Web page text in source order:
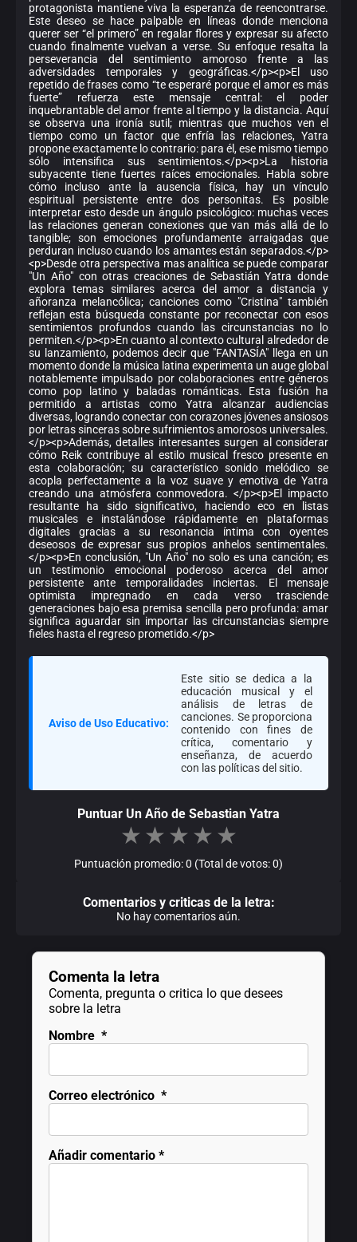
protagonista mantiene viva la esperanza de reencontrarse.
Este deseo se hace palpable en líneas donde menciona
querer ser “el primero” en regalar flores y expresar su afecto
cuando finalmente vuelvan a verse. Su enfoque resalta la
perseverancia del sentimiento amoroso frente a las
adversidades temporales y geográficas.</p><p>El uso
repetido de frases como “te esperaré porque el amor es más
fuerte” refuerza este mensaje central: el poder
inquebrantable del amor frente al tiempo y la distancia. Aquí
se observa una ironía sutil; mientras que muchos ven el
tiempo como un factor que enfría las relaciones, Yatra
propone exactamente lo contrario: para él, ese mismo tiempo
sólo intensifica sus sentimientos.</p><p>La historia
subyacente tiene fuertes raíces emocionales. Habla sobre
cómo incluso ante la ausencia física, hay un vínculo
espiritual persistente entre dos personitas. Es posible
interpretar esto desde un ángulo psicológico: muchas veces
las relaciones generan conexiones que van más allá de lo
tangible; son emociones profundamente arraigadas que
perduran incluso cuando los amantes están separados.</p>
<p>Desde otra perspectiva mas analítica se puede comparar
"Un Año" con otras creaciones de Sebastián Yatra donde
explora temas similares acerca del amor a distancia y
añoranza melancólica; canciones como "Cristina" también
reflejan esta búsqueda constante por reconectar con esos
sentimientos profundos cuando las circunstancias no lo
permiten.</p><p>En cuanto al contexto cultural alrededor de
su lanzamiento, podemos decir que "FANTASÍA" llega en un
momento donde la música latina experimenta un auge global
notablemente impulsado por colaboraciones entre géneros
como pop latino y baladas románticas. Esta fusión ha
permitido a artistas como Yatra alcanzar audiencias
diversas, logrando conectar con corazones jóvenes ansiosos
por letras sinceras sobre sufrimientos amorosos universales.
</p><p>Además, detalles interesantes surgen al considerar
cómo Reik contribuye al estilo musical fresco presente en
esta colaboración; su característico sonido melódico se
acopla perfectamente a la voz suave y emotiva de Yatra
creando una atmósfera conmovedora. </p><p>El impacto
resultante ha sido significativo, haciendo eco en listas
musicales e instalándose rápidamente en plataformas
digitales gracias a su resonancia íntima con oyentes
deseosos de expresar sus propios anhelos sentimentales.
</p><p>En conclusión, "Un Año" no solo es una canción; es
un testimonio emocional poderoso acerca del amor
persistente ante temporalidades inciertas. El mensaje
optimista impregnado en cada verso trasciende
generaciones bajo esa premisa sencilla pero profunda: amar
significa aguardar sin importar las circunstancias siempre
fieles hasta el regreso prometido.</p>
Aviso de Uso Educativo:
Este sitio se dedica a la
educación musical y el
análisis de letras de
canciones. Se proporciona
contenido con fines de
crítica, comentario y
enseñanza, de acuerdo
con las políticas del sitio.
Puntuar Un Año de Sebastian Yatra
★ ★ ★ ★ ★
Puntuación promedio: 0 (Total de votos: 0)
Comentarios y criticas de la letra:
No hay comentarios aún.
Comenta la letra
Comenta, pregunta o critica lo que desees
sobre la letra
Nombre *
Correo electrónico *
Añadir comentario *